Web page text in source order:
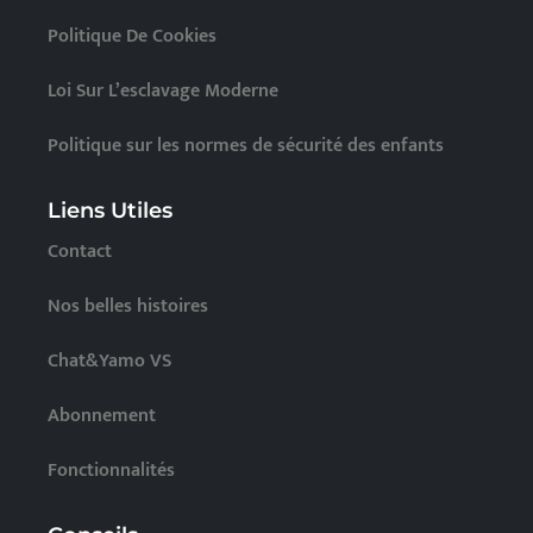
Politique De Cookies
Loi Sur L’esclavage Moderne
Politique sur les normes de sécurité des enfants
Liens Utiles
Contact
Nos belles histoires
Chat&Yamo VS
Abonnement
Fonctionnalités